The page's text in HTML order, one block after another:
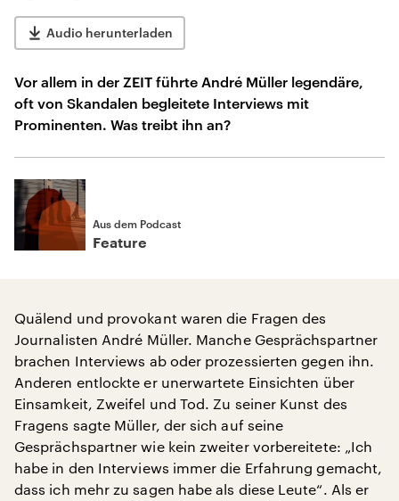
Audio herunterladen
Vor allem in der ZEIT führte André Müller legendäre,
oft von Skandalen begleitete Interviews mit
Prominenten. Was treibt ihn an?
Aus dem Podcast
Feature
Quälend und provokant waren die Fragen des
Journalisten André Müller. Manche Gesprächspartner
brachen Interviews ab oder prozessierten gegen ihn.
Anderen entlockte er unerwartete Einsichten über
Einsamkeit, Zweifel und Tod. Zu seiner Kunst des
Fragens sagte Müller, der sich auf seine
Gesprächspartner wie kein zweiter vorbereitete: „Ich
habe in den Interviews immer die Erfahrung gemacht,
dass ich mehr zu sagen habe als diese Leute“. Als er